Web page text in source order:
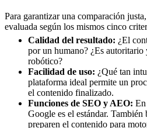
Para garantizar una comparación
evaluada según los mismos cinco
Calidad del resultado: ¿El
por un humano? ¿Es autoritario
robótico?
Facilidad de uso: ¿Qué tan
plataforma ideal permite un
el contenido finalizado.
Funciones de SEO y AEO:
Google es el estándar. También
preparen el contenido para